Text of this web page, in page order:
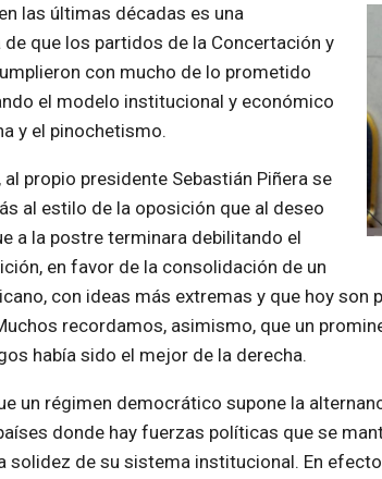
las últimas décadas es una
que los partidos de la Concertación y
con mucho de lo prometido
el modelo institucional y económico
y el pinochetismo.
propio presidente Sebastián Piñera se
al estilo de la oposición que al deseo
a la postre terminara debilitando el
en favor de la consolidación de un
con ideas más extremas y que hoy
recordamos, asimismo, que un
había sido el mejor de la derecha.
un régimen democrático supone la
donde hay fuerzas políticas que se
solidez de su sistema institucional. En